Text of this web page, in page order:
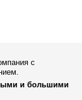
с
и большими